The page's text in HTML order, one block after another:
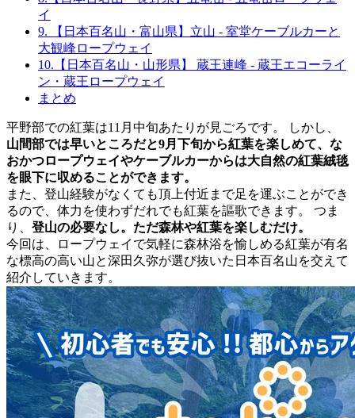
イ
9. 【日本百名山・富山県】立山 - 室堂ケーブルカーと
大観峰ロープウェイ
10.【日本百名山・山形県】 蔵王連峰 - 蔵王エコーライ
ン・蔵王ロープウェイ
まとめ
平野部での紅葉は11月中旬あたりが見ごろです。 しかし、
山間部では早いところだと9月下旬から紅葉を楽しめて、な
おかつロープウェイやケーブルカーからは大自然の紅葉絨毯
を眼下に収めることができます。
また、登山経験がなくても頂上付近まで足を運ぶことができ
るので、体力を使わずだれでも紅葉を謳歌できます。 つま
り、 登山の必要なし。ただ森林や紅葉を楽しむだけ。
今回は、ロープウェイで気軽に森林浴を愉しめる紅葉が有名
な標高の高い山と深田久弥が選び抜いた日本百名山を交えて
紹介していきます。